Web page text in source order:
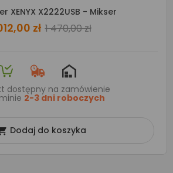
XENYX X2222USB - Mikser
zł 1 470,00 zł
dostępny na zamówienie
2-3 dni roboczych
Dodaj do koszyka